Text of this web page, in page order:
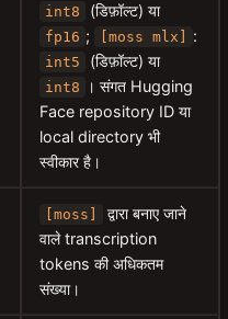
int8 (डिफ़ॉल्ट) या
fp16 ; [moss mlx] :
int5 (डिफ़ॉल्ट) या
int8
। संगत Hugging
Face repository ID या
local directory भी
स्वीकार है।
[moss]
द्वारा बनाए जाने
वाले transcription
tokens की अधिकतम
संख्या।